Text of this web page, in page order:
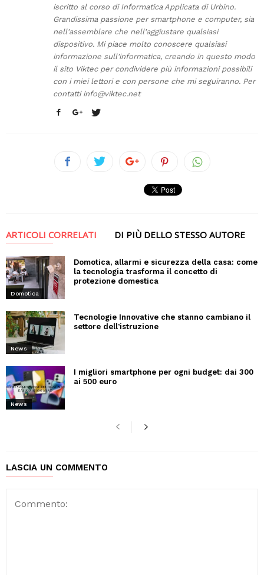
iscritto al corso di Informatica Applicata di Urbino.
Grandissima passione per smartphone e computer, sia
nell'assemblare che nell'aggiustare qualsiasi
dispositivo. Mi piace molto conoscere qualsiasi
informazione sull'informatica, creando in questo modo
il sito Viktec per condividere più informazioni possibili
con i miei lettori e con persone che mi seguiranno. Per
contatti info@viktec.net
ARTICOLI CORRELATI DI PIÙ DELLO STESSO AUTORE
Domotica
Domotica, allarmi e sicurezza della casa: come
la tecnologia trasforma il concetto di
protezione domestica
News
Tecnologie Innovative che stanno cambiano il
settore dell’istruzione
News
I migliori smartphone per ogni budget: dai 300
ai 500 euro
LASCIA UN COMMENTO